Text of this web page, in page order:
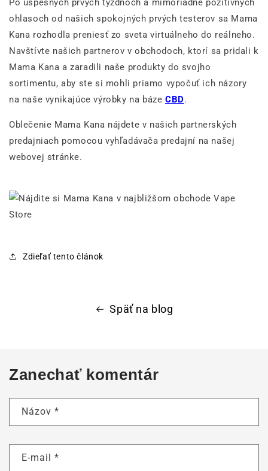
Po úspešných prvých týždňoch a mimoriadne pozitívnych
ohlasoch od našich spokojných prvých testerov sa Mama
Kana rozhodla preniesť zo sveta virtuálneho do reálneho.
Navštívte našich partnerov v obchodoch, ktorí sa pridali k
Mama Kana a zaradili naše produkty do svojho
sortimentu, aby ste si mohli priamo vypočuť ich názory
na naše vynikajúce výrobky na báze CBD.
Oblečenie Mama Kana nájdete v našich partnerských
predajniach pomocou vyhľadávača predajní na našej
webovej stránke.
Zdieľať tento článok
Späť na blog
Zanechať komentár
Názov *
E-mail *